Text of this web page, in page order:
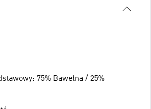
75% Bawełna / 25%